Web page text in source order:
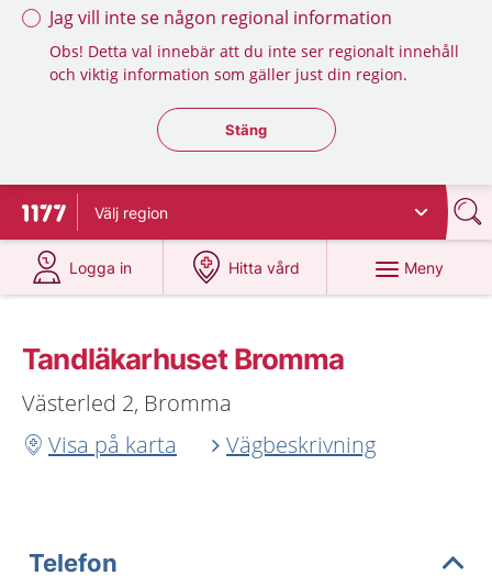
Jag vill inte se någon regional information
Obs! Detta val innebär att du inte ser regionalt innehåll
och viktig information som gäller just din region.
Stäng regionsväljaren
Stäng
Till startsidan för 1177
Välj region
Logga in
på 1177.se
Hitta vård
på 1177.se
Meny
Tandläkarhuset Bromma
Västerled 2, Bromma
Visa på karta
Vägbeskrivning
Telefon